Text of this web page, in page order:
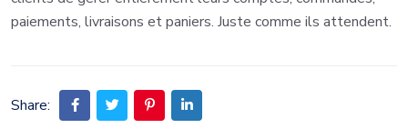
paiements, livraisons et paniers. Juste comme ils attendent.
Share: